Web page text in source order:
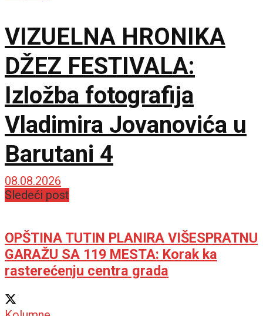
VIZUELNA HRONIKA
DŽEZ FESTIVALA:
Izložba fotografija
Vladimira Jovanovića u
Barutani 4
08.08.2026
Sledeći post
OPŠTINA TUTIN PLANIRA VIŠESPRATNU
GARAŽU SA 119 MESTA: Korak ka
rasterećenju centra grada